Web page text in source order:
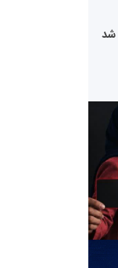
شد